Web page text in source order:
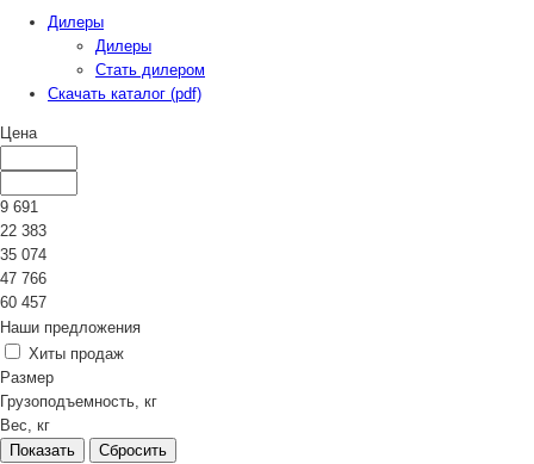
Дилеры
Дилеры
Стать дилером
Скачать каталог (pdf)
Цена
9 691
22 383
35 074
47 766
60 457
Наши предложения
Хиты продаж
Размер
Грузоподъемность, кг
Вес, кг
Сбросить